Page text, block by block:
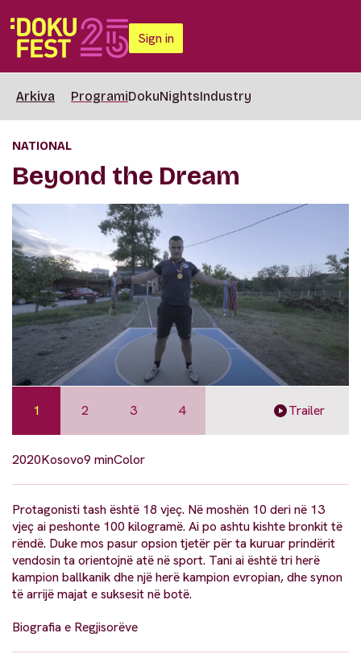
Sign in
Arkiva ProgramiDokuNightsIndustry
NATIONAL
Beyond the Dream
1 2 3 4 Trailer
2020Kosovo9 minColor
Protagonisti tash është 18 vjeç. Në moshën 10 deri në 13
vjeç ai peshonte 100 kilogramë. Ai po ashtu kishte bronkit të
rëndë. Duke mos pasur opsion tjetër për ta kuruar prindërit
vendosin ta orientojnë atë në sport. Tani ai është tri herë
kampion ballkanik dhe një herë kampion evropian, dhe synon
të arrijë majat e suksesit në botë.
Biografia e Regjisorëve